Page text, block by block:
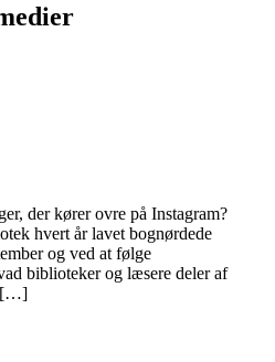
der kører ovre på Instagram?
hvert år lavet bognørdede
og ved at følge
biblioteker og læsere deler af
[…]